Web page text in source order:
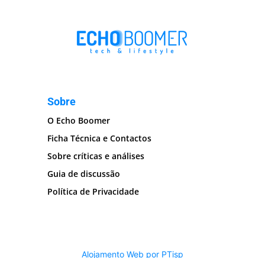
Sobre
O Echo Boomer
Ficha Técnica e Contactos
Sobre críticas e análises
Guia de discussão
Política de Privacidade
Alojamento Web por PTisp